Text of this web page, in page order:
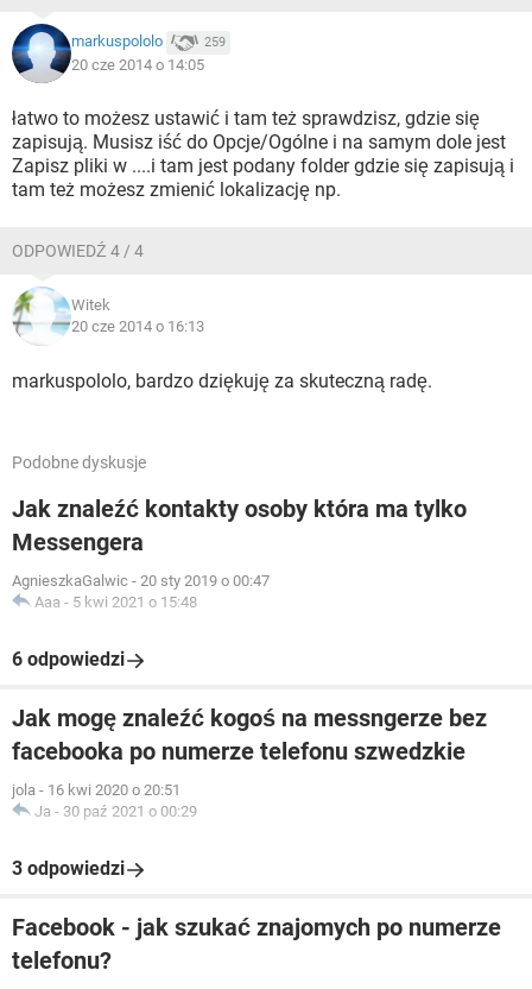
markuspololo 259
20 cze 2014 o 14:05
łatwo to możesz ustawić i tam też sprawdzisz, gdzie się
zapisują. Musisz iść do Opcje/Ogólne i na samym dole jest
Zapisz pliki w ....i tam jest podany folder gdzie się zapisują i
tam też możesz zmienić lokalizację np.
ODPOWIEDŹ 4 / 4
Witek
20 cze 2014 o 16:13
markuspololo, bardzo dziękuję za skuteczną radę.
Podobne dyskusje
Jak znaleźć kontakty osoby która ma tylko
Messengera
AgnieszkaGalwic - 20 sty 2019 o 00:47
Aaa - 5 kwi 2021 o 15:48
6 odpowiedzi
Jak mogę znaleźć kogoś na messngerze bez
facebooka po numerze telefonu szwedzkie
jola - 16 kwi 2020 o 20:51
Ja - 30 paź 2021 o 00:29
3 odpowiedzi
Facebook - jak szukać znajomych po numerze
telefonu?